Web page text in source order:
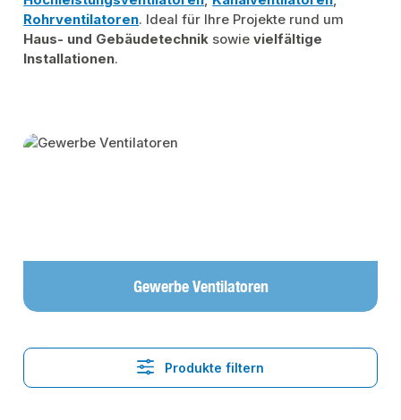
Rohrventilatoren. Ideal für Ihre Projekte rund um
Haus- und Gebäudetechnik sowievielfältige
Installationen.
Kategoriegalerie überspringen
Gewerbe Ventilatoren
Produkte filtern